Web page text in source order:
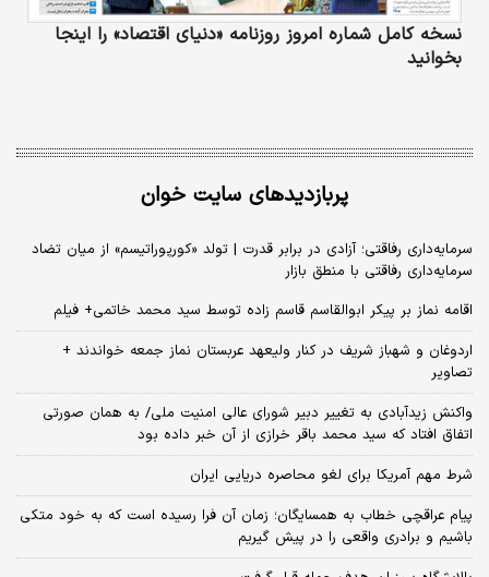
نسخه کامل شماره امروز روزنامه «دنیای‌ اقتصاد» را اینجا
بخوانید
پربازدیدهای سایت خوان
سرمایه‌داری رفاقتی؛ آزادی در برابر قدرت | تولد «کورپوراتیسم» از میان تضاد
سرمایه‌داری رفاقتی با منطق بازار
اقامه نماز بر پیکر ابوالقاسم قاسم زاده توسط سید محمد خاتمی+ فیلم
اردوغان و شهباز شریف در کنار ولیعهد عربستان نماز جمعه خواندند +
تصاویر
واکنش زیدآبادی به تغییر دبیر شورای عالی امنیت ملی/ به همان صورتی
اتفاق افتاد که سید محمد باقر خرازی از آن خبر داده بود
شرط مهم آمریکا برای لغو محاصره دریایی ایران
پیام عراقچی خطاب به همسایگان؛ زمان آن فرا رسیده است که به خود متکی
باشیم و برادری واقعی را در پیش گیریم